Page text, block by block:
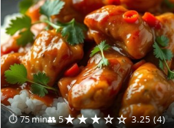
⏱ 75 min👥 5★★★☆☆ 3.25 (4)